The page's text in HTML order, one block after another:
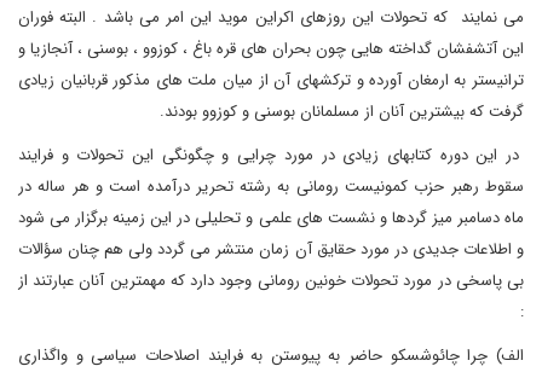
می نمایند که تحولات این روزهای اکراین موید این امر می باشد . البته فوران
این آتشفشان گداخته هایی چون بحران های قره باغ ، کوزوو ، بوسنی ، آنجازیا و
ترانیستر به ارمغان آورده و ترکشهای آن از میان ملت های مذکور قربانیان زیادی
گرفت که بیشترین آنان از مسلمانان بوسنی و کوزوو بودند.
در این دوره کتابهای زیادی در مورد چرایی و چگونگی این تحولات و فرایند
سقوط رهبر حزب کمونیست رومانی به رشته تحریر درآمده است و هر ساله در
ماه دسامبر میز گردها و نشست های علمی و تحلیلی در این زمینه برگزار می شود
و اطلاعات جدیدی در مورد حقایق آن زمان منتشر می گردد ولی هم چنان سؤالات
بی پاسخی در مورد تحولات خونین رومانی وجود دارد که مهمترین آنان عبارتند از
:
الف) چرا چائوشسکو حاضر به پیوستن به فرایند اصلاحات سیاسی و واگذاری